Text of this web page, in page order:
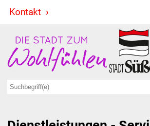
Kontakt
Stadt & Politik
Bürgermeister